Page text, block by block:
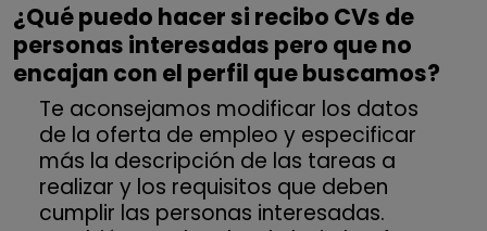
¿Qué puedo hacer si recibo CVs de
personas interesadas pero que no
encajan con el perfil que buscamos?
Te aconsejamos modificar los datos
de la oferta de empleo y especificar
más la descripción de las tareas a
realizar y los requisitos que deben
cumplir las personas interesadas.